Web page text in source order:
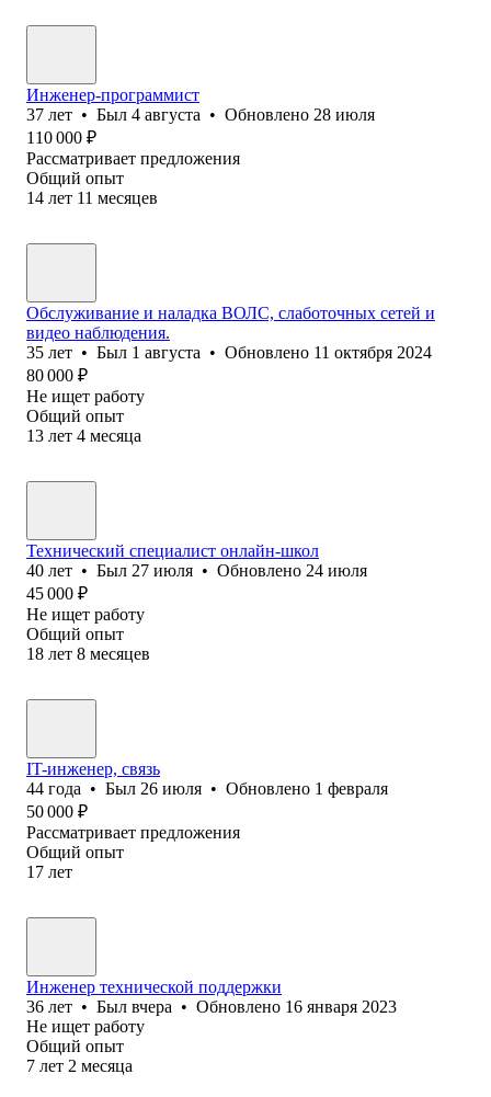
Инженер-программист
37 лет • Был 4 августа • Обновлено 28 июля
110 000 ₽
Рассматривает предложения
Общий опыт
14 лет 11 месяцев
Обслуживание и наладка ВОЛС, слаботочных сетей и
видео наблюдения.
35 лет • Был 1 августа • Обновлено 11 октября 2024
80 000 ₽
Не ищет работу
Общий опыт
13 лет 4 месяца
Технический специалист онлайн-школ
40 лет • Был 27 июля • Обновлено 24 июля
45 000 ₽
Не ищет работу
Общий опыт
18 лет 8 месяцев
IT-инженер, связь
44 года • Был 26 июля • Обновлено 1 февраля
50 000 ₽
Рассматривает предложения
Общий опыт
17 лет
Инженер технической поддержки
36 лет • Был вчера • Обновлено 16 января 2023
Не ищет работу
Общий опыт
7 лет 2 месяца